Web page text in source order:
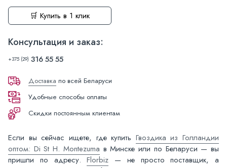
🛒 Купить в 1 клик
Консультация и заказ:
+375 (29) 316 55 55
Доставка по всей Беларуси
Удобные способы оплаты
Скидки постоянным клиентам
Если вы сейчас ищете, где купить Гвоздика из Голландии
оптом: Di St H. Montezuma в Минске или по Беларуси — вы
пришли по адресу.Florbiz — не просто поставщик, а